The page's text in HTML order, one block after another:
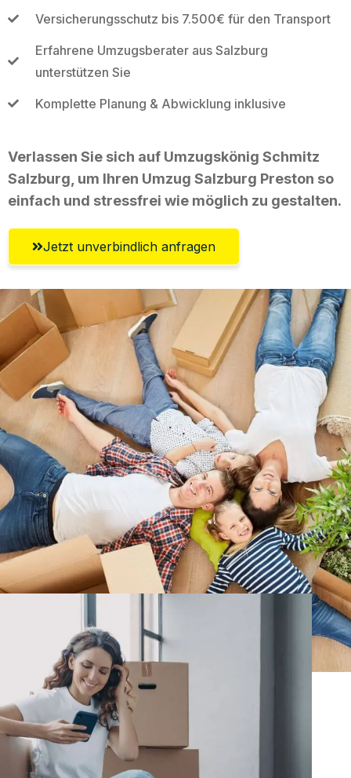
Versicherungsschutz bis 7.500€ für den Transport
Erfahrene Umzugsberater aus Salzburg
unterstützen Sie
Komplette Planung & Abwicklung inklusive
Verlassen Sie sich auf Umzugskönig Schmitz
Salzburg, um Ihren Umzug Salzburg Preston so
einfach und stressfrei wie möglich zu gestalten.
Jetzt unverbindlich anfragen